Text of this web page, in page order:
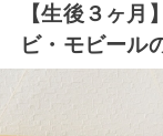
【生後３ヶ
ビ・モビール